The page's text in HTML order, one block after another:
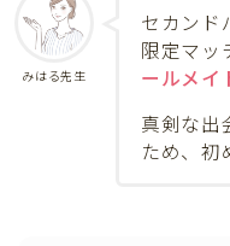
みはる先生
セカンド
限定マッ
ールメイ
真剣な出
ため、初